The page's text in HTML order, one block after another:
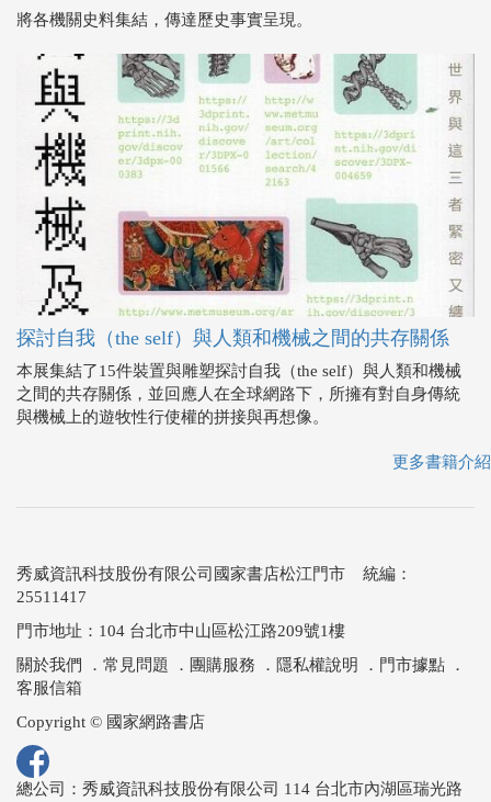
將各機關史料集結，傳達歷史事實呈現。
探討自我（the self）與人類和機械之間的共存關係
本展集結了15件裝置與雕塑探討自我（the self）與人類和機械
之間的共存關係，並回應人在全球網路下，所擁有對自身傳統
與機械上的遊牧性行使權的拼接與再想像。
更多書籍介紹
秀威資訊科技股份有限公司國家書店松江門市 統編：
25511417
門市地址：104 台北市中山區松江路209號1樓
關於我們
． 常見問題 ． 團購服務 ． 隱私權說明 ． 門市據點 ．
客服信箱
Copyright © 國家網路書店
總公司：秀威資訊科技股份有限公司 114 台北市內湖區瑞光路